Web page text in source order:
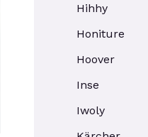
Hihhy
Honiture
Hoover
Inse
Iwoly